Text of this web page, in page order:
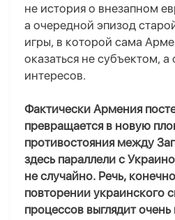
не история о внезапном
а очередной эпизод
игры, в которой сама
оказаться не субъектом,
интересов.
Фактически Армения
превращается в новую
противостояния между
здесь параллели с
не случайно. Речь,
повторении украинского
процессов выглядит